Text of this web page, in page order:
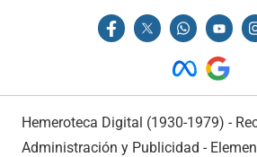
Hemeroteca Digital (1930-1979) -
Administración y Publicidad -